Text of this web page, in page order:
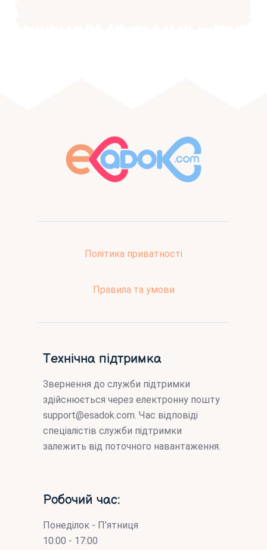
Політика приватності
Правила та умови
Технічна підтримка
Звернення до служби підтримки
здійснюється через електронну пошту
support@esadok.com. Час відповіді
спеціалістів служби підтримки
залежить від поточного навантаження.
Робочий час:
Понеділок - П’ятниця
10:00 - 17:00